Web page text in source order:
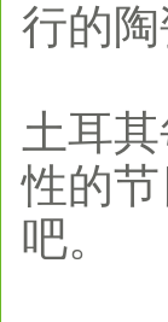
行的
土耳
性的
吧。